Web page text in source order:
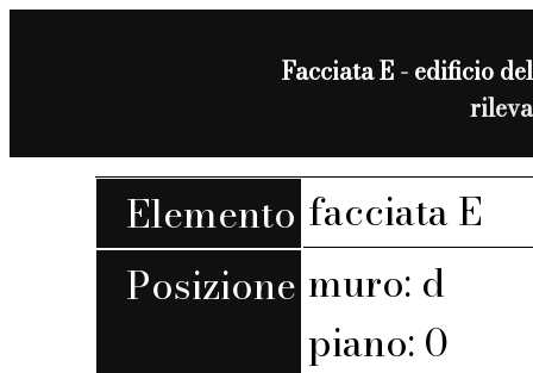
Facciata E - edificio
Elemento facciata E
Posizione muro: d
piano: 0